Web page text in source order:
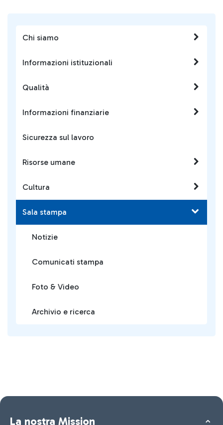
Chi siamo
Informazioni istituzionali
Qualità
Informazioni finanziarie
Sicurezza sul lavoro
Risorse umane
Cultura
Sala stampa
Notizie
Comunicati stampa
Foto & Video
Archivio e ricerca
La nostra Mission